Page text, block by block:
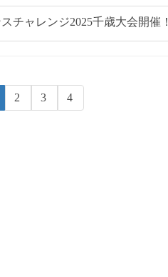
チャレンジ2025千歳大会開催！
2 3 4